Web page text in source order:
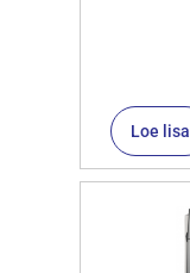
Loe lisa